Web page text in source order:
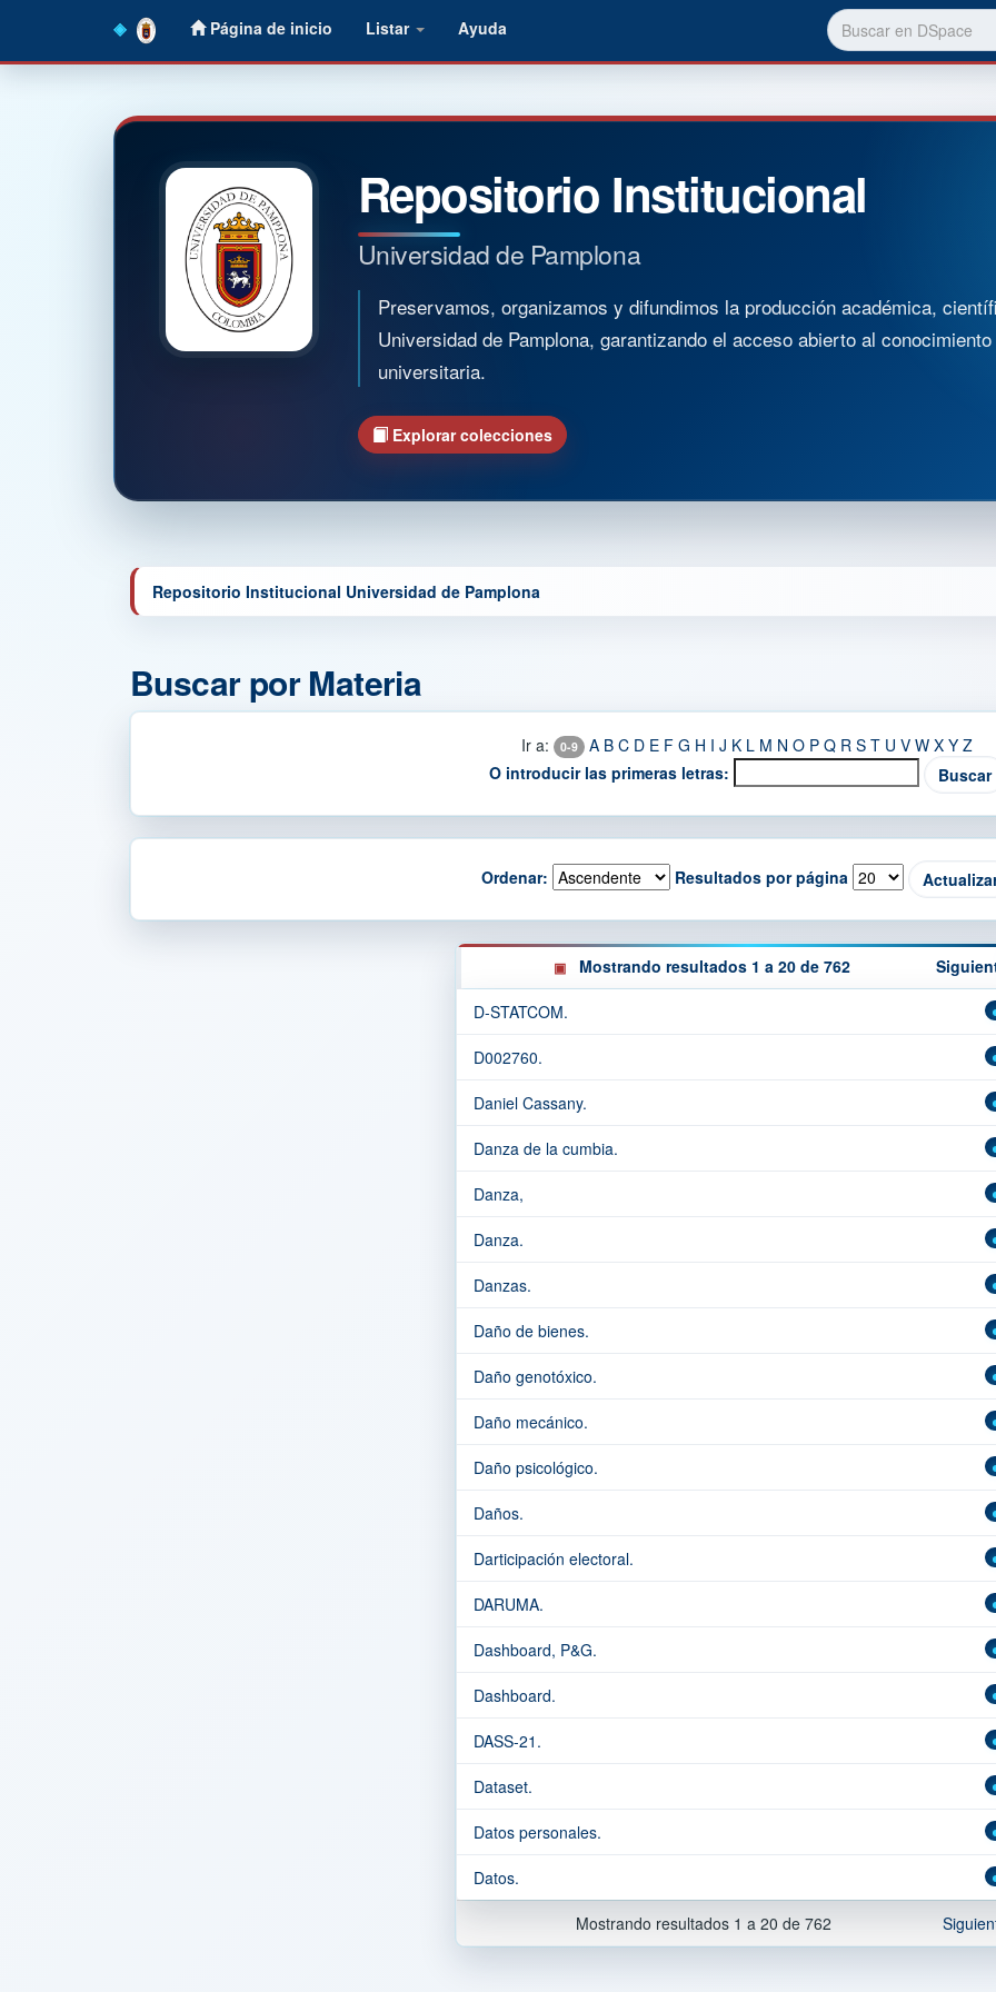
Página de inicio Listar Ayuda
Repositorio Institucional
Universidad de Pamplona
Preservamos, organizamos y difundimos la producción académica,
Universidad de Pamplona, garantizando el acceso abierto al
universitaria.
Explorar colecciones
Repositorio Institucional Universidad de Pamplona
Buscar por Materia
Ir a: 0-9 A B C D E F G H I J K L M N O P Q R S T U V W X Y Z
O introducir las primeras letras:
Ordenar: Resultados por página
Mostrando resultados 1 a 20 de 762
D-STATCOM.
D002760.
Daniel Cassany.
Danza de la cumbia.
Danza,
Danza.
Danzas.
Daño de bienes.
Daño genotóxico.
Daño mecánico.
Daño psicológico.
Daños.
Darticipación electoral.
DARUMA.
Dashboard, P&G.
Dashboard.
DASS-21.
Dataset.
Datos personales.
Datos.
Mostrando resultados 1 a 20 de 762